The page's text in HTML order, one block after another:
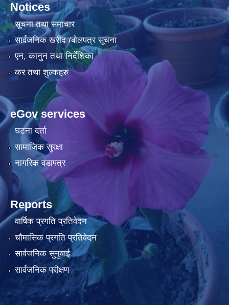
Notices
सूचना तथा समाचार
सार्वजनिक खरीद /बोलपत्र सूचना
एन, कानुन तथा निर्देशिका
कर तथा शुल्कहरु
eGov services
घटना दर्ता
सामाजिक सुरक्षा
नागरिक वडापत्र
Reports
वार्षिक प्रगति प्रतिवेदन
चौमासिक प्रगति प्रतिवेदन
सार्वजनिक सुनुवाई
सार्वजनिक परीक्षण